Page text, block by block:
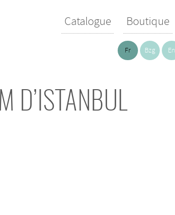
Catalogue Boutique
Fr Bzg En
D’ISTANBUL